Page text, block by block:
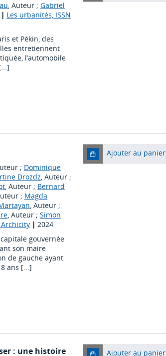
, Auteur ; Gabriel
Les urbanités, ISSN
et Pékin, des
entretiennent
l’automobile
; Dominique
Drozdz, Auteur ;
, Auteur ; Bernard
; Magda
, Auteur ;
, Auteur ; Simon
Archicity| 2024
gouvernée
son maire
de gauche ayant
ans [...]
Ajouter au panier
: une histoire Ajouter au panier